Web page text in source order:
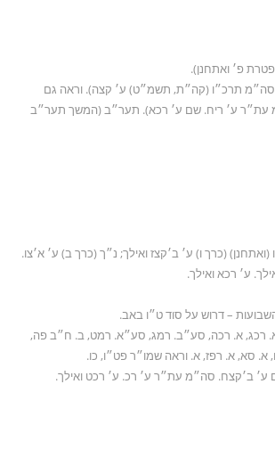
(סה״מ תרכ״ו (קה״ת, תשמ״ט) ע׳ קצה). וראה גם
עת״ר ע׳ ריח. שם ע׳ רכא). תער״ב (המשך תער״ב
(כרך ו) ע׳ ב׳קצז ואילך; נ״ך (כרך ב) ע׳ א׳צו.
ע׳ רכא ואילך.
רכג, א. רכה, סע״ב. רמג, סע״א. רמט, ב. ח״ב פה,
א. סא, א. רפז, א. וראה שמו״ר פט״ו, כו.